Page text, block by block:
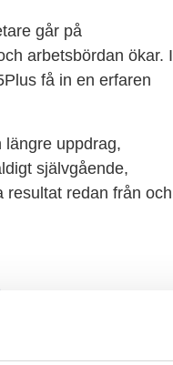
går på
arbetsbördan ökar. I
få in en erfaren
uppdrag,
självgående,
resultat redan från och
engagemang och en